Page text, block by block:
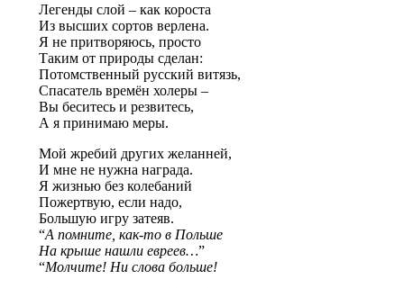
Легенды слой – как короста
Из высших сортов верлена.
Я не притворяюсь, просто
Таким от природы сделан:
Потомственный русский витязь,
Спасатель времён холеры –
Вы беситесь и резвитесь,
А я принимаю меры.
Мой жребий других желанней,
И мне не нужна награда.
Я жизнью без колебаний
Пожертвую, если надо,
Большую игру затеяв.
“А помните, как-то в Польше
На крыше нашли евреев…”
“Молчите! Ни слова больше!